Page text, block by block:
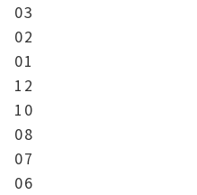
03
02
01
12
10
08
07
06